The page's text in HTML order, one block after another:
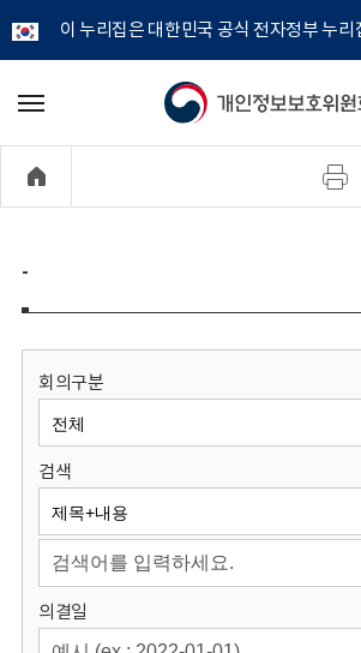
이 누리집은 대한민국 공식 전자정부 누리
개
정
보
원
회
메
기
-
회의구분
검색
의결일